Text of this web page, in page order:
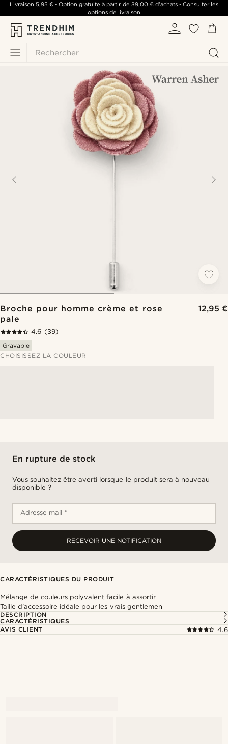
Rechercher
Livraison 5,95 €- Option gratuite à partir de 39,00 €d'achats -Consulter les
options de livraison
Broche pour homme crème et rose
pale
12,95 €
4.6 (39)
Gravable
CHOISISSEZ LA COULEUR
En rupture de stock
Vous souhaitez être averti lorsque le produit sera à nouveau
disponible ?
Adresse mail *
RECEVOIR UNE NOTIFICATION
CARACTÉRISTIQUES DU PRODUIT
Mélange de couleurs polyvalent facile à assortir
Taille d'accessoire idéale pour les vrais gentlemen
DESCRIPTION
CARACTÉRISTIQUES
AVIS CLIENT
4.6